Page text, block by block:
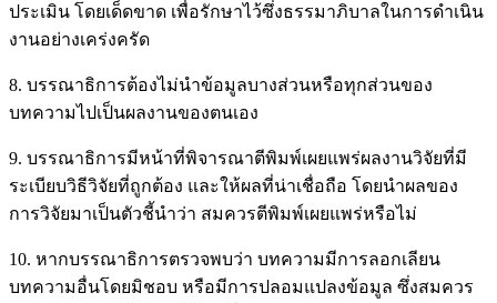
ประเมิน โดยเด็ดขาด เพื่อรักษาไว้ซึ่งธรรมาภิบาลในการดำเนิน
งานอย่างเคร่งครัด
8. บรรณาธิการต้องไม่นำข้อมูลบางส่วนหรือทุกส่วนของ
บทความไปเป็นผลงานของตนเอง
9. บรรณาธิการมีหน้าที่พิจารณาตีพิมพ์เผยแพร่ผลงานวิจัยที่มี
ระเบียบวิธีวิจัยที่ถูกต้อง และให้ผลที่น่าเชื่อถือ โดยนำผลของ
การวิจัยมาเป็นตัวชี้นำว่า สมควรตีพิมพ์เผยแพร่หรือไม่
10. หากบรรณาธิการตรวจพบว่า บทความมีการลอกเลียน
บทความอื่นโดยมิชอบ หรือมีการปลอมแปลงข้อมูล ซึ่งสมควร